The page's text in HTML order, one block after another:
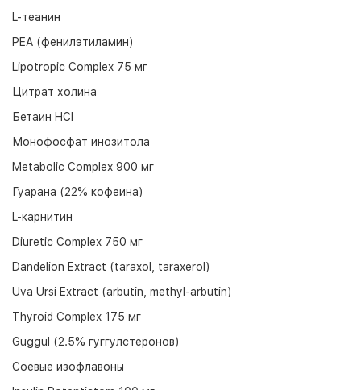
L-теанин
PEA (фенилэтиламин)
Lipotropic Complex 75 мг
Цитрат холина
Бетаин HCI
Монофосфат инозитола
Metabolic Complex 900 мг
Гуарана (22% кофеина)
L-карнитин
Diuretic Complex 750 мг
Dandelion Extract (taraxol, taraxerol)
Uva Ursi Extract (arbutin, methyl-arbutin)
Thyroid Complex 175 мг
Guggul (2.5% гуггулстеронов)
Соевые изофлавоны